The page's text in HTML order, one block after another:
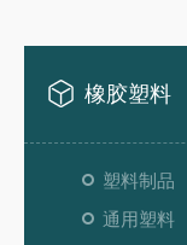
橡胶塑料
塑料制品
通用塑料